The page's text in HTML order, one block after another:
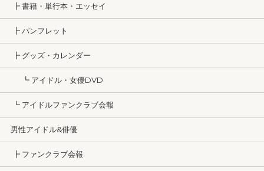
┣ 書籍・単行本・エッセイ
┣ パンフレット
┣ グッズ・カレンダー
┗ アイドル・女優DVD
┗ アイドルファンクラブ会報
男性アイドル&俳優
┣ ファンクラブ会報